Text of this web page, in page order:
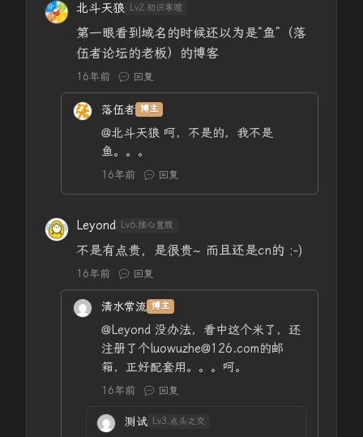
北斗天狼 Lv2.初识寒暄
第一眼看到域名的时候还以为是“鱼”（落
伍者论坛的老板）的博客
16年前 回复
落伍者 博主
@北斗天狼 呵，不是的，我不是
鱼。。。
16年前 回复
Leyond Lv6.推心置腹
不是有点贵，是很贵~ 而且还是cn的 ;-)
16年前 回复
清水常流 博主
@Leyond 没办法，看中这个米了，还
注册了个luowuzhe@126.com的邮
箱，正好配套用。。。呵。
16年前 回复
测试 Lv3.点头之交